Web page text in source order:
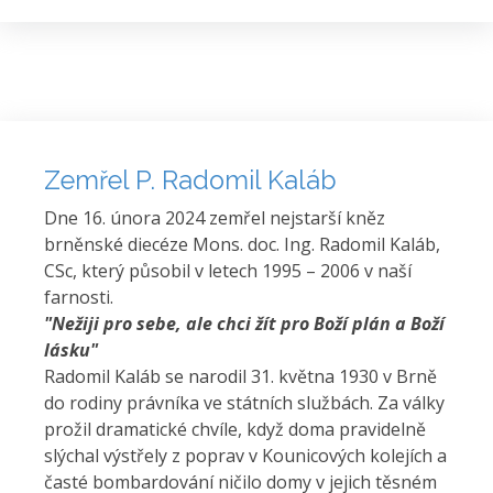
Zemřel P. Radomil Kaláb
Dne 16. února 2024 zemřel nejstarší kněz
brněnské diecéze Mons. doc. Ing. Radomil Kaláb,
CSc, který působil v letech 1995 – 2006 v naší
farnosti.
"Nežiji pro sebe, ale chci žít pro Boží plán a Boží
lásku"
Radomil Kaláb se narodil 31. května 1930 v Brně
do rodiny právníka ve státních službách. Za války
prožil dramatické chvíle, když doma pravidelně
slýchal výstřely z poprav v Kounicových kolejích a
časté bombardování ničilo domy v jejich těsném